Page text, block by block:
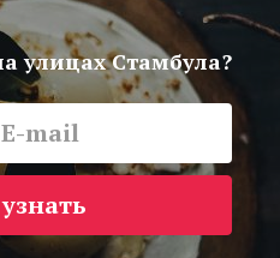
улицах Стамбула?